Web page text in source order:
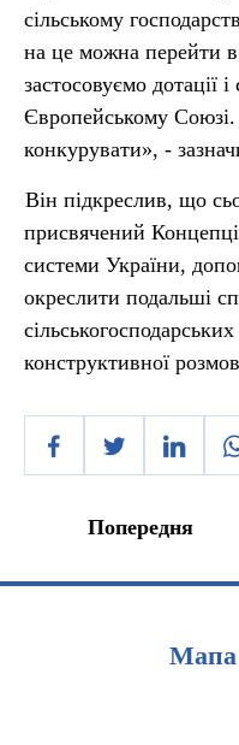
сільському
на це можна перейти
застосовуємо дотації
Європейському
конкурувати», -
Він підкреслив, що
присвячений
системи України,
окреслити подальші
конструктивної
Попередня
Мапа